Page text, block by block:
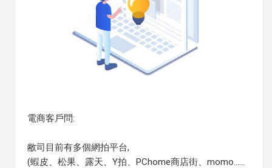
電商客戶問:
敝司目前有多個網拍平台,
(蝦皮、松果、露天、Y拍、PChome商店街、momo......